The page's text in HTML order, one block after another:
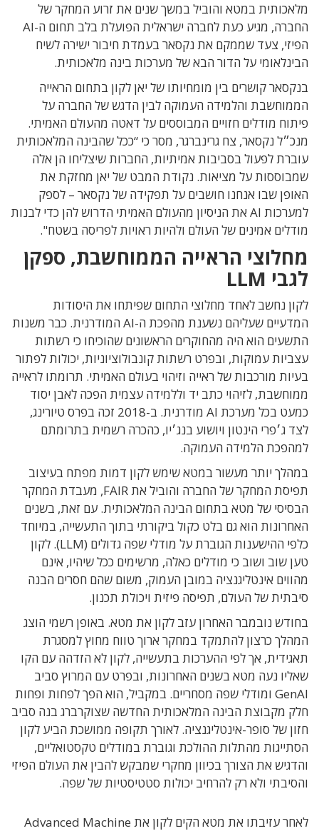
מלאכותית במטא והוביל במשך שנים את זרוע המחקר של
החברה, מגיע כעת לחברה ישראלית הפועלת בלב תחום ה-AI
הפיזי, צעד שממקם את נקסאר בעמדת חיבור ישירה לשיח
הבינלאומי על הדור הבא של מערכות בינה מלאכותית.
בנקסאר קושרים בין מומחיותו של יאן לקון בתחום הראייה
הממוחשבת והלמידה העמוקה לבין הדגש של החברה על
פיתוח מודלים חזויים המבוססים על דאטה מהעולם האמיתי.
מנכ״ל נקסאר, צח גרינברגר, מסר כי “ככל שהבינה המלאכותית
עוברת לפעול בסביבות אמיתיות, החברות שיצליחו הן אלה
שמבוססות על מציאות. נקודת המבט של יאן מחזקת את
האופן שבו אנחנו חושבים על תפקידה של נקסאר – לספק
למערכות AI את הניסיון מהעולם האמיתי הדרוש להן כדי לבנות
מודלים אמינים של העולם ולהיות ראויות לפריסה בשטח".
מחלוצי הראייה הממוחשבת, ספקן
לגבי LLM
לקון נחשב לאחד מחלוצי התחום שפיתחו את היסודות
המדעיים שעליהם נשענת מהפכת ה-AI המודרנית. כבר משנות
התשעים הוא היה מהחוקרים הראשונים שהוכיחו כי רשתות
עצביות עמוקות, ובפרט רשתות קונבולוציוניות, יכולות לפתור
בעיות מורכבות של ראייה וזיהוי בעולם האמיתי. תרומתו לראייה
ממוחשבת, לזיהוי כתב יד וללמידה עצמית הפכה לאבן יסוד
כמעט בכל מערכת AI מודרנית. ב-2018 זכה בפרס טיורינג,
לצד ג׳פרי הינטון ויושוע בנג׳יו, כהכרה רשמית בתרומתם
למהפכת הלמידה העמוקה.
במהלך יותר מעשור במטא שימש לקון דמות מפתח בעיצוב
תפיסת המחקר של החברה והוביל את FAIR, מעבדת המחקר
הבסיסי של מטא בתחום הבינה המלאכותית. עם זאת, בשנים
האחרונות הוא גם בלט כקול ביקורתי בתוך התעשייה, במיוחד
כלפי ההישענות הגוברת על מודלי שפה גדולים (LLM). לקון
טען שוב ושוב כי מודלים כאלה, מרשימים ככל שיהיו, אינם
מהווים אינטליגנציה במובן העמוק, משום שהם חסרים הבנה
סיבתית של העולם, תפיסה פיזית ויכולת תכנון.
בחודש נובמבר האחרון עזב לקון את מטא. באופן רשמי הוצג
המהלך כרצון להתמקד במחקר ארוך טווח מחוץ למסגרת
תאגידית, אך לפי ההערכות בתעשייה, לקון לא הזדהה עם הקו
שאליו נעה מטא בשנים האחרונות, ובפרט עם המרוץ סביב
GenAI ומודלי שפה מסחריים. במקביל, הוא הפך לפחות ופחות
חלק מקבוצת הבינה המלאכותית החדשה שצוקרברג בנה סביב
חזון של סופר-אינטליגנציה. לאורך תקופה ממושכת הביע לקון
הסתייגות מהתלות ההולכת וגוברת במודלים טקסטואליים,
והדגיש את הצורך בכיוון מחקרי שמבקש להבין את העולם הפיזי
והסיבתי ולא רק להרחיב יכולות סטטיסטיות של שפה.
לאחר עזיבתו את מטא הקים לקון את Advanced Machine